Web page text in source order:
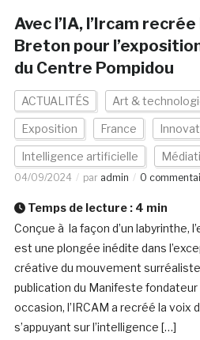
Avec l’IA, l’Ircam
Breton pour
du Centre Pompidou
ACTUALITÉS Art &
Exposition France
Intelligence artificielle
04/09/2024 par admin 0
Temps de lecture : 4 min
Conçue à la façon d’un labyrinthe,
est une plongée inédite dans
créative du mouvement
publication du Manifeste fondateur
occasion, l’IRCAM a recréé la voix
s’appuyant sur l’intelligence […]